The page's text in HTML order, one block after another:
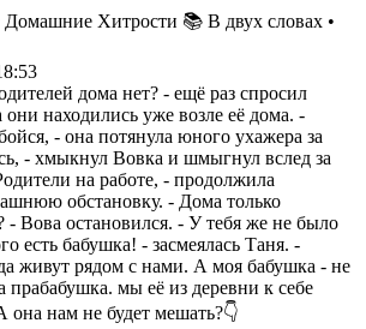
Хитрости 📚 В двух словах •
дома нет? - ещё раз спросил
находились уже возле её дома. -
- она потянула юного ухажера за
- хмыкнул Вовка и шмыгнул вслед за
на работе, - продолжила
обстановку. - Дома только
- Вова остановился. - У тебя же не было
есть бабушка! - засмеялась Таня. -
живут рядом с нами. А моя бабушка - не
прабабушка. мы её из деревни к себе
она нам не будет мешать?👇